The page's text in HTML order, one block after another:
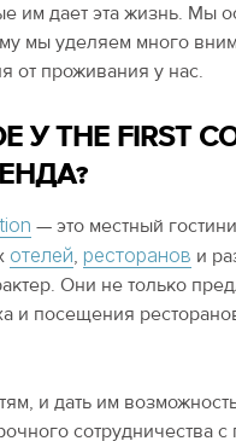
им дает эта жизнь. Мы
мы уделяем много
от проживания у нас.
THE FIRST
— это местный
отелей, ресторанов и
Они не только
и посещения
и дать им
сотрудничества с